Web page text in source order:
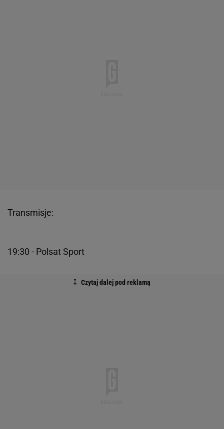
Transmisje:
19:30 - Polsat Sport